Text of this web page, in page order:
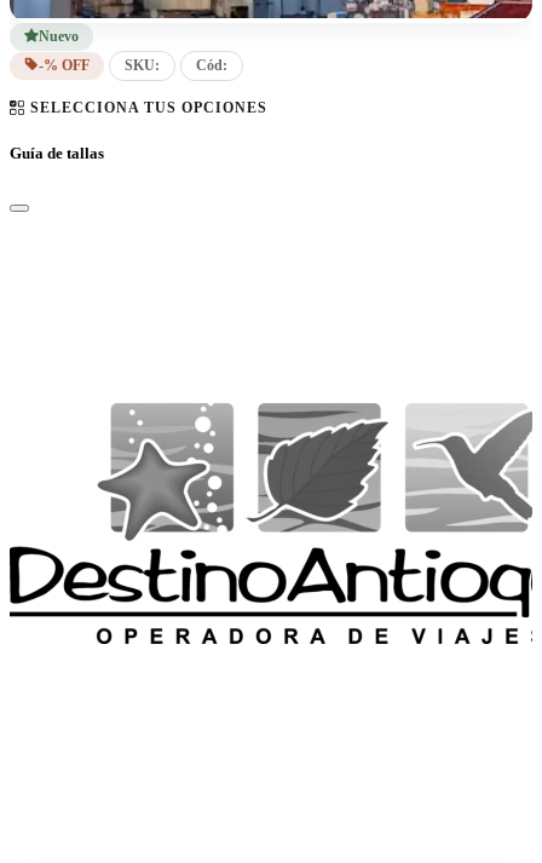
Nuevo
-% OFF
SKU: Cód:
SELECCIONA TUS OPCIONES
Guía de tallas